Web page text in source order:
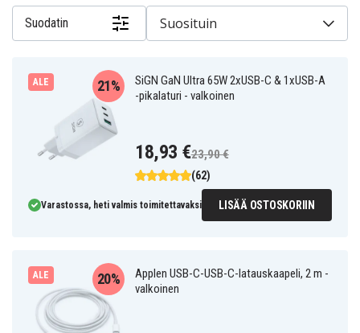
Suodatin Suosituin
ALE
SiGN GaN Ultra 65W 2xUSB-C & 1xUSB-A
-pikalaturi - valkoinen
(62)
21%
18,93 €23,90 €
Varastossa, heti valmis toimitettavaksi LISÄÄ OSTOSKORIIN
ALE
Applen USB-C-USB-C-latauskaapeli, 2 m -
valkoinen
20%